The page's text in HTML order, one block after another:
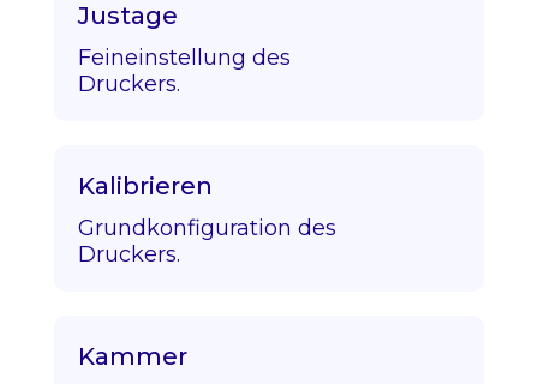
Justage
Feineinstellung des
Druckers.
Kalibrieren
Grundkonfiguration des
Druckers.
Kammer